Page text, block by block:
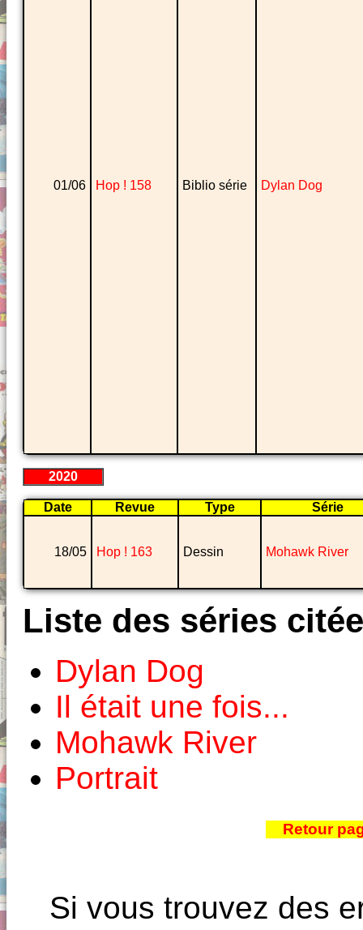
01/06 Hop ! 158 Biblio série Dylan Dog
2020
Date Revue Type Série
18/05 Hop ! 163 Dessin Mohawk River
Liste des séries
Dylan Dog
Il était une fois...
Mohawk River
Portrait
Retour
Si vous trouvez des